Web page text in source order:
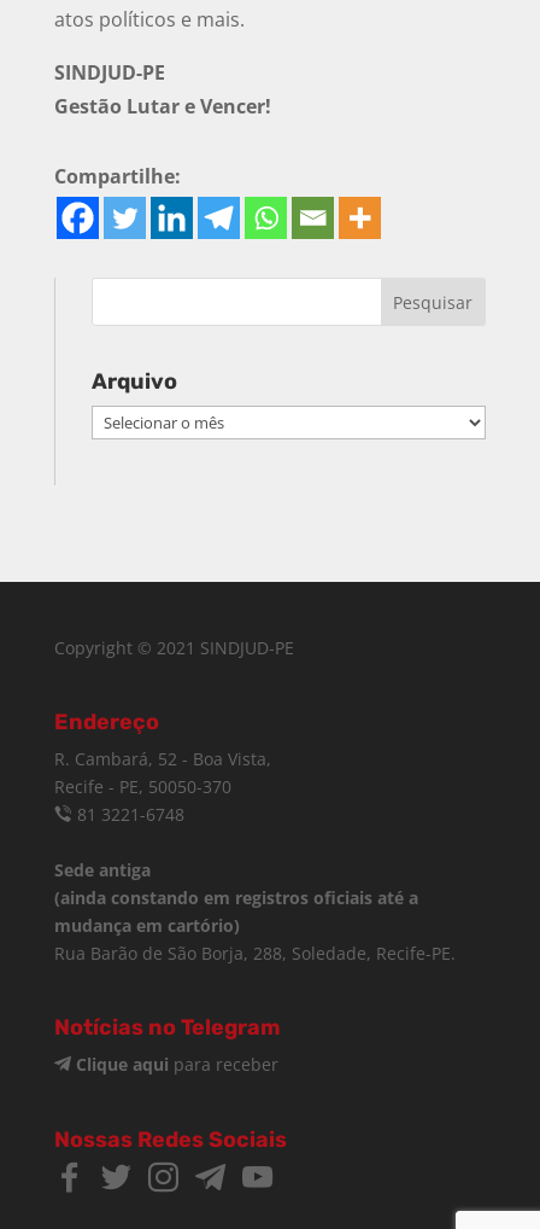
atos políticos e mais.
SINDJUD-PE
Gestão Lutar e Vencer!
Compartilhe:
Arquivo
Arquivo
Copyright © 2021 SINDJUD-PE
Endereço
R. Cambará, 52 - Boa Vista,
Recife - PE, 50050-370
81 3221-6748
Sede antiga
(ainda constando em registros oficiais até a
mudança em cartório)
Rua Barão de São Borja, 288, Soledade, Recife-PE.
Notícias no Telegram
Clique aqui para receber
Nossas Redes Sociais